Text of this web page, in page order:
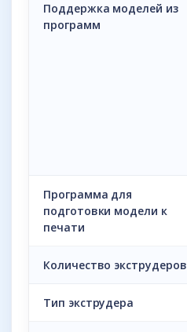
Поддержка моделей из
программ
Программа для
подготовки модели к
печати
Количество экструдеров
Тип экструдера